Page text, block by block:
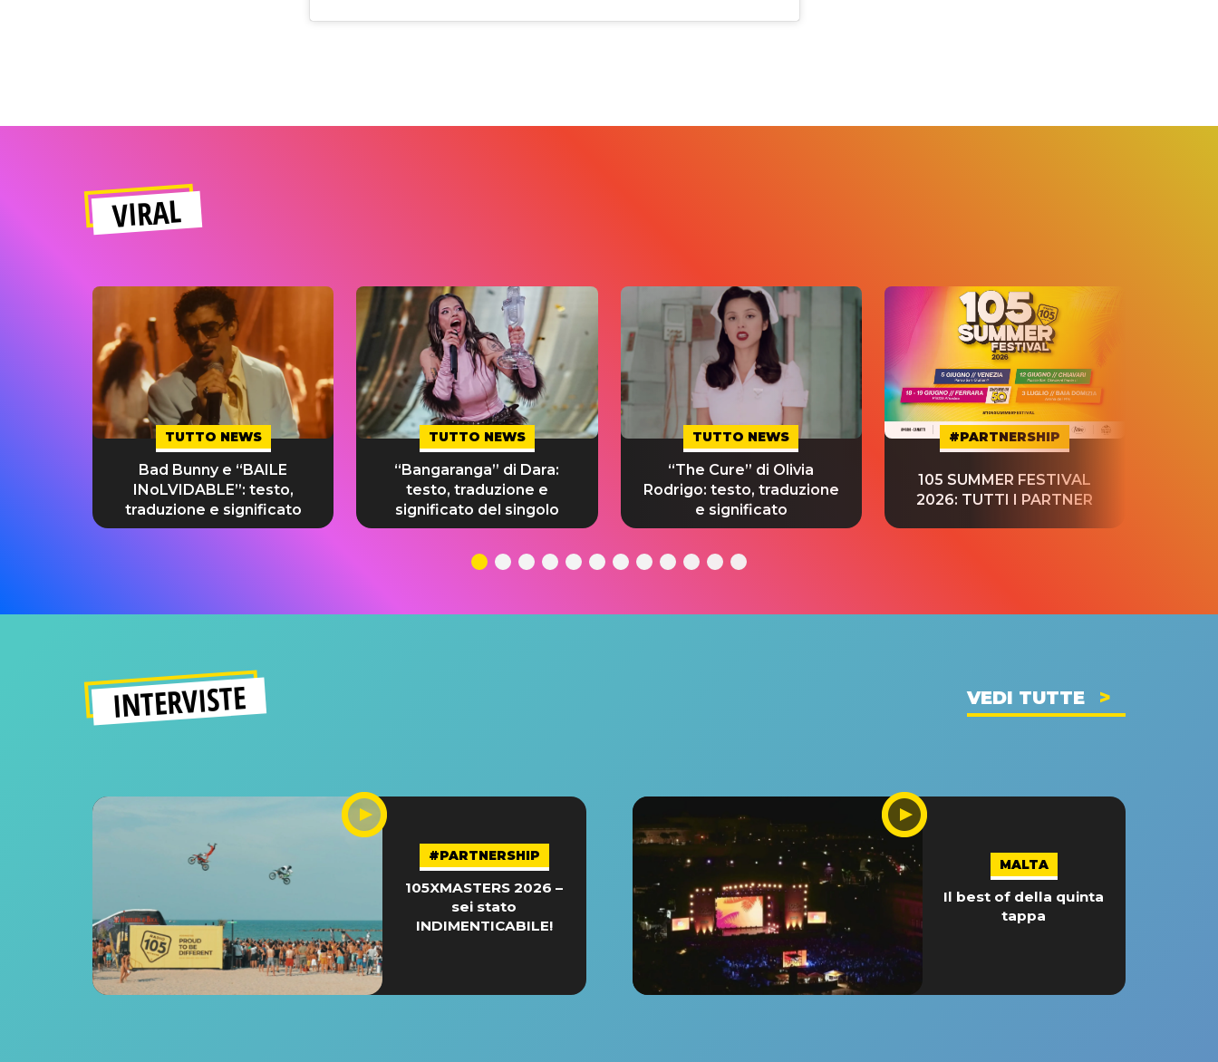
VIRAL
TUTTO NEWS
Bad Bunny e “BAILE
INoLVIDABLE”: testo,
traduzione e significato
TUTTO NEWS
“Bangaranga” di Dara:
testo, traduzione e
significato del singolo
TUTTO NEWS
“The Cure” di Olivia
Rodrigo: testo, traduzione
e significato
#PARTNERSHIP
105 SUMMER FESTIVAL
2026: TUTTI I PARTNER
INTERVISTE VEDI TUTTE
#PARTNERSHIP
105XMASTERS 2026 –
sei stato
INDIMENTICABILE!
MALTA
Il best of della quinta
tappa